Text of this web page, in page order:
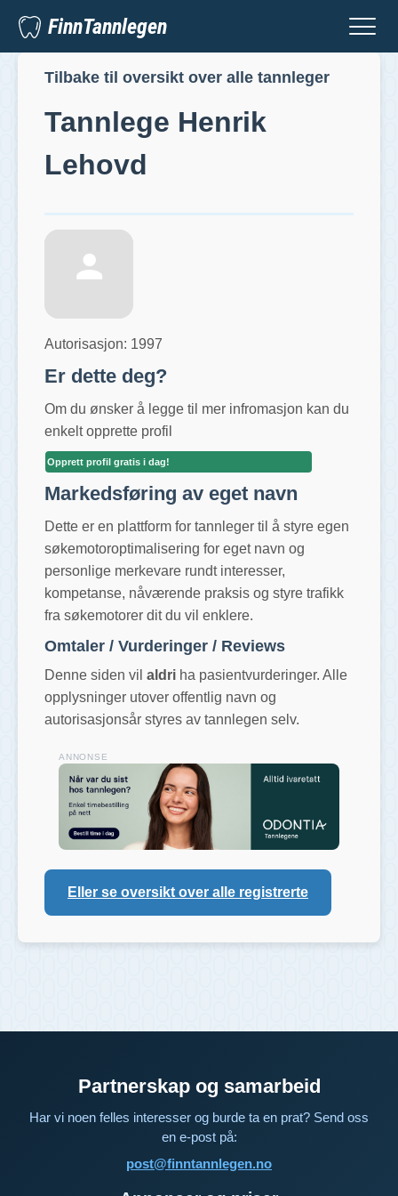
FinnTannlegen
Tilbake til oversikt over alle tannleger
Tannlege Henrik
Lehovd
Autorisasjon: 1997
Er dette deg?
Om du ønsker å legge til mer infromasjon kan du
enkelt opprette profil
Opprett profil gratis i dag!
Markedsføring av eget navn
Dette er en plattform for tannleger til å styre egen
søkemotoroptimalisering for eget navn og
personlige merkevare rundt interesser,
kompetanse, nåværende praksis og styre trafikk
fra søkemotorer dit du vil enklere.
Omtaler / Vurderinger / Reviews
Denne siden vil aldri ha pasientvurderinger. Alle
opplysninger utover offentlig navn og
autorisasjonsår styres av tannlegen selv.
ANNONSE
Eller se oversikt over alle registrerte
Partnerskap og samarbeid
Har vi noen felles interesser og burde ta en prat? Send oss
en e-post på:
post@finntannlegen.no